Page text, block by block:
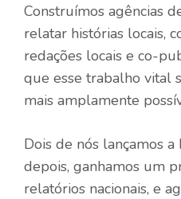
Construímos agências
relatar histórias locais,
redações locais e co-
que esse trabalho vital
mais amplamente
Dois de nós lançamos
depois, ganhamos um
relatórios nacionais, e